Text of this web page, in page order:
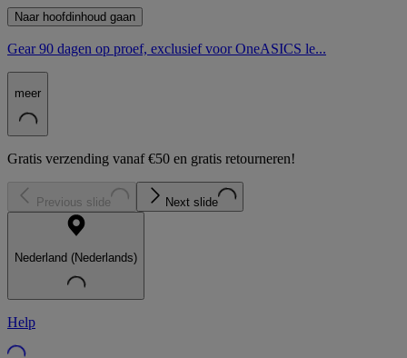
Naar hoofdinhoud gaan
Gear 90 dagen op proef, exclusief voor OneASICS le...
meer
Gratis verzending vanaf €50 en gratis retourneren!
Previous slide Next slide
Nederland (Nederlands)
Help